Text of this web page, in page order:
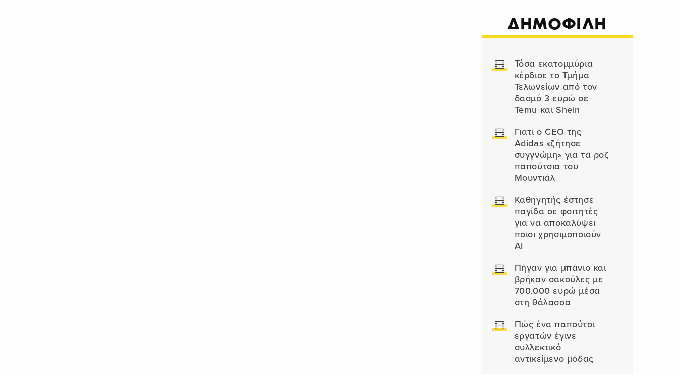
ΔΗΜΟΦΙΛΗ
Τόσα εκατομμύρια
κέρδισε το Τμήμα
Τελωνείων από τον
δασμό 3 ευρώ σε
Temu και Shein
Γιατί ο CEO της
Adidas «ζήτησε
συγγνώμη» για τα ροζ
παπούτσια του
Μουντιάλ
Καθηγητής έστησε
παγίδα σε φοιτητές
για να αποκαλύψει
ποιοι χρησιμοποιούν
AI
Πήγαν για μπάνιο και
βρήκαν σακούλες με
700.000 ευρώ μέσα
στη θάλασσα
Πώς ένα παπούτσι
εργατών έγινε
συλλεκτικό
αντικείμενο μόδας